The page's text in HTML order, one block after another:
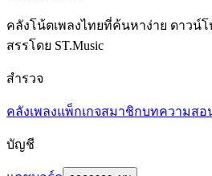
คลังโน้ตเพลงไทยที่ค้นหาง่าย ดาวน์
สรรโดย ST.Music
สำรวจ
คลังเพลงแพ็กเกจสมาชิกบทความสอ
บัญชี